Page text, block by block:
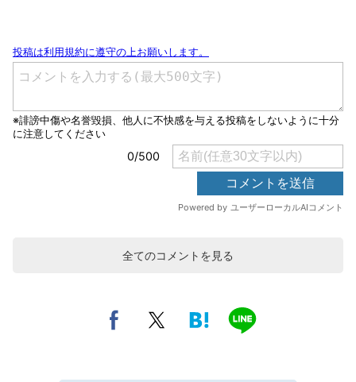
全てのコメントを見る